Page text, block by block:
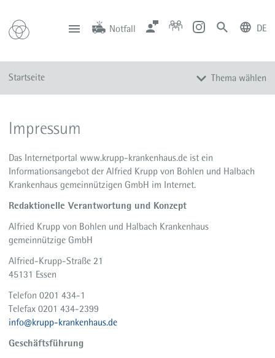
Notfall
Notfall Zentrale Anfahrt
DE
Startseite Thema wählen
Leistungen
Über uns
Karriere
Aktuelles
hernie
neurology-symposium
neurologie-symposium
Moyamoya
adipositasinfo
robotic
Impressum
Das Internetportal www.krupp-krankenhaus.de ist ein
Informationsangebot der Alfried Krupp von Bohlen und Halbach
Krankenhaus gemeinnützigen GmbH im Internet.
Redaktionelle Verantwortung und Konzept
Alfried Krupp von Bohlen und Halbach Krankenhaus
gemeinnützige GmbH
Alfried-Krupp-Straße 21
45131 Essen
Telefon 0201 434-1
Telefax 0201 434-2399
info@krupp-krankenhaus.de
Geschäftsführung